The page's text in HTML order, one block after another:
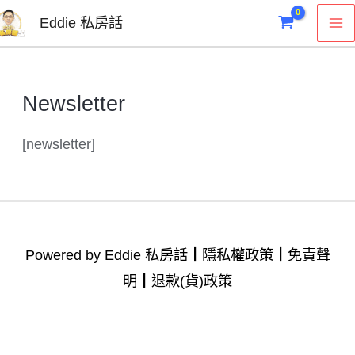
跳
至
Eddie 私房話
Newsletter
[newsletter]
Powered by Eddie 私房話┃ 隱私權政策┃ 免責聲
明
退款(貨)政策